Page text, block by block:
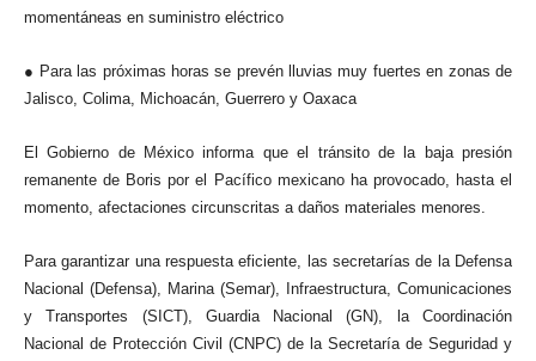
momentáneas en suministro eléctrico
● Para las próximas horas se prevén lluvias muy fuertes en zonas de
Jalisco, Colima, Michoacán, Guerrero y Oaxaca
El Gobierno de México informa que el tránsito de la baja presión
remanente de Boris por el Pacífico mexicano ha provocado, hasta el
momento, afectaciones circunscritas a daños materiales menores.
Para garantizar una respuesta eficiente, las secretarías de la Defensa
Nacional (Defensa), Marina (Semar), Infraestructura, Comunicaciones
y Transportes (SICT), Guardia Nacional (GN), la Coordinación
Nacional de Protección Civil (CNPC) de la Secretaría de Seguridad y